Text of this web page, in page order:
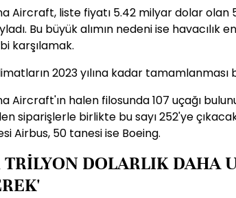
Aircraft, liste fiyatı 5.42 milyar dolar olan
Bu büyük alımın nedeni ise
karşılamak.
2023 yılına kadar tamamlanması
Aircraft'ın halen filosunda 107 uçağı
siparişlerle birlikte bu sayı 252'ye
Airbus, 50 tanesi ise Boeing.
TRİLYON DOLARLIK DAHA